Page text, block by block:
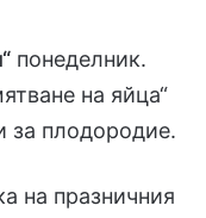
понеделник.
на яйца“
за плодородие.
на празничния